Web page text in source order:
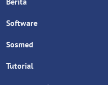
Software
Sosmed
Tutorial